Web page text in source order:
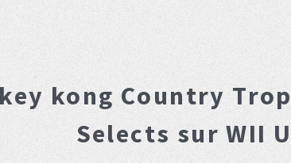
kong Country
Selects sur WII U